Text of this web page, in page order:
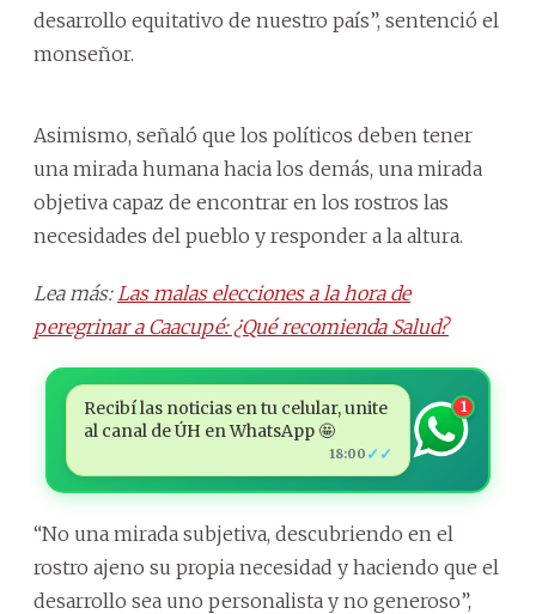
desarrollo equitativo de nuestro país”, sentenció el
monseñor.
Asimismo, señaló que los políticos deben tener
una mirada humana hacia los demás, una mirada
objetiva capaz de encontrar en los rostros las
necesidades del pueblo y responder a la altura.
Lea más: Las malas elecciones a la hora de
peregrinar a Caacupé: ¿Qué recomienda Salud?
Recibí las noticias en tu celular, unite
al canal de ÚH en WhatsApp 🤩
18:00 ✓✓
1
“No una mirada subjetiva, descubriendo en el
rostro ajeno su propia necesidad y haciendo que el
desarrollo sea uno personalista y no generoso”,